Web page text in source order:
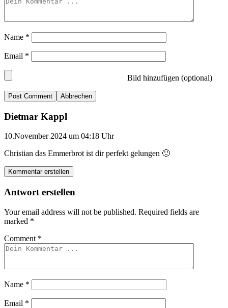
Name *
Email *
Bild hinzufügen (optional)
Abbrechen
Dietmar Kappl
10.November 2024 um 04:18 Uhr
Christian das Emmerbrot ist dir perfekt gelungen 🙂
Kommentar erstellen
Antwort erstellen
Your email address will not be published. Required fields are
marked *
Comment *
Name *
Email *